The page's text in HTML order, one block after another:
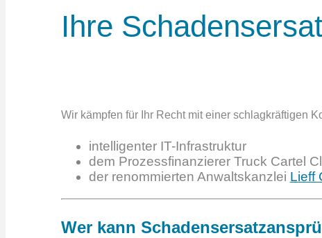
Ihre
Wir kämpfen für Ihr Recht mit einer schlagkräftigen
intelligenter IT-Infrastruktur
dem Prozessfinanzierer Truck Cartel
der renommierten Anwaltskanzlei Lieff
Wer kann